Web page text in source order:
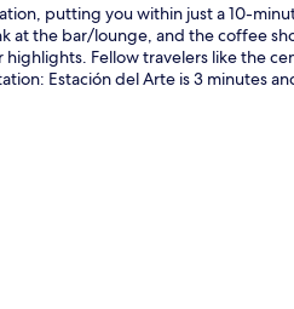
putting you within just a 10-
at the bar/lounge, and the coffee
Fellow travelers like the
Estación del Arte is 3 minutes